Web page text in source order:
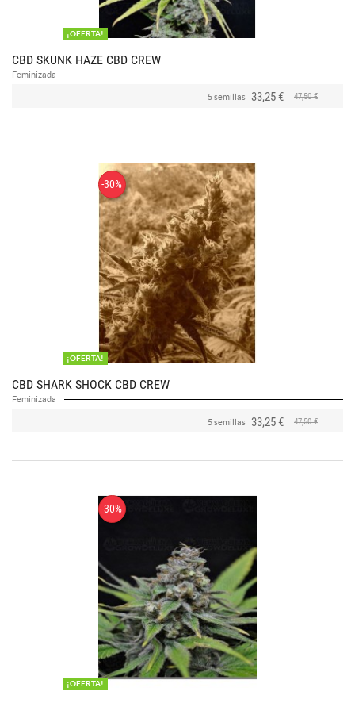
¡OFERTA!
CBD SKUNK HAZE CBD CREW
Feminizada
5 semillas 33,25 € 47,50 €
-30%
¡OFERTA!
CBD SHARK SHOCK CBD CREW
Feminizada
5 semillas 33,25 € 47,50 €
-30%
¡OFERTA!